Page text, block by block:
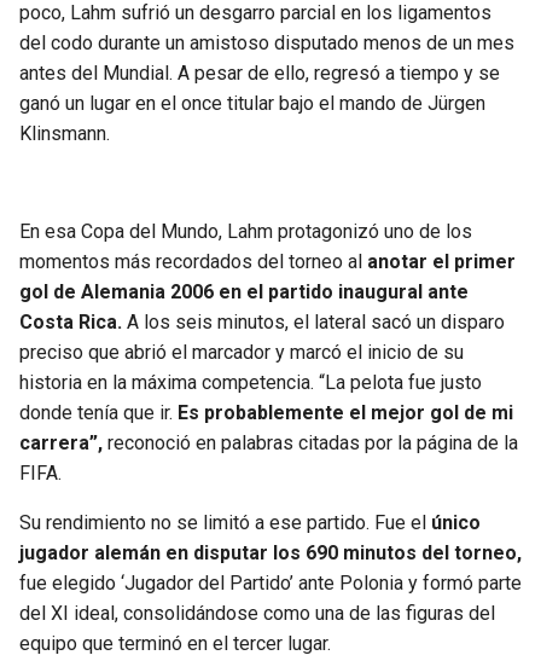
BUCCANEERS
poco, Lahm sufrió un desgarro parcial en los ligamentos
del codo durante un amistoso disputado menos de un mes
antes del Mundial. A pesar de ello, regresó a tiempo y se
ganó un lugar en el once titular bajo el mando de Jürgen
Klinsmann.
En esa Copa del Mundo, Lahm protagonizó uno de los
momentos más recordados del torneo al anotar el primer
gol de Alemania 2006 en el partido inaugural ante
Costa Rica. A los seis minutos, el lateral sacó un disparo
preciso que abrió el marcador y marcó el inicio de su
historia en la máxima competencia. “La pelota fue justo
donde tenía que ir. Es probablemente el mejor gol de mi
carrera”, reconoció en palabras citadas por la página de la
FIFA.
Su rendimiento no se limitó a ese partido. Fue el único
jugador alemán en disputar los 690 minutos del torneo,
fue elegido ‘Jugador del Partido’ ante Polonia y formó parte
del XI ideal, consolidándose como una de las figuras del
equipo que terminó en el tercer lugar.